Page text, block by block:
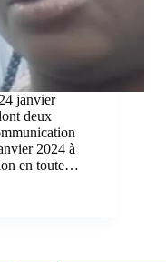
janvier
deux
2024 à
en toute…